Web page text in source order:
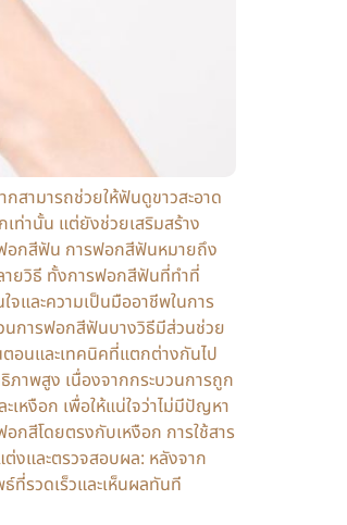
สามารถช่วยให้ฟันดูขาวสะอาด
ท่านั้น แต่ยังช่วยเสริมสร้าง
ฟอกสีฟัน การฟอกสีฟันหมายถึง
ายวิธี ทั้งการฟอกสีฟันที่ทำที่
ละความเป็นมืออาชีพในการ
นการฟอกสีฟันบางวิธีมีส่วนช่วย
อนและเทคนิคที่แตกต่างกันไป
าพสูง เนื่องจากกระบวนการถูก
หงือก เพื่อให้แน่ใจว่าไม่มีปัญหา
กสีโดยตรงกับเหงือก การใช้สาร
งและตรวจสอบผล: หลังจาก
รวดเร็วและเห็นผลทันที